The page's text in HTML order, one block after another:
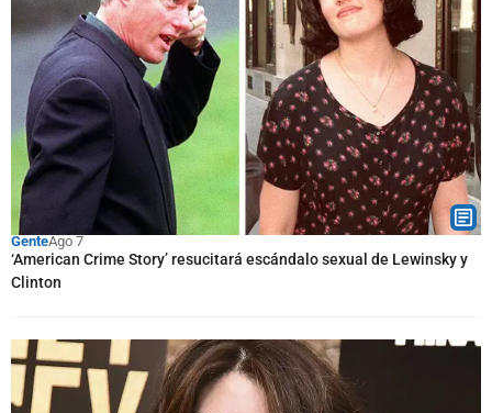
GenteAgo 7
‘American Crime Story’ resucitará escándalo sexual de Lewinsky y
Clinton